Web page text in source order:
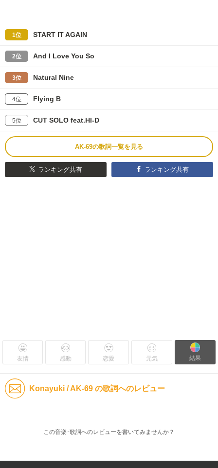
1位 START IT AGAIN
2位 And I Love You So
3位 Natural Nine
4位 Flying B
5位 CUT SOLO feat.HI-D
AK-69の歌詞一覧を見る
ランキング共有 ランキング共有
友情 感動 恋愛 元気 結果
Konayuki / AK-69 の歌詞へのレビュー
この音楽･歌詞へのレビューを書いてみませんか？